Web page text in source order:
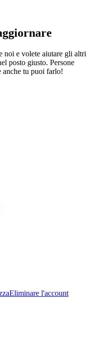
noi e volete aiutare gli altri
posto giusto. Persone
tu puoi farlo!
Eliminare l'account